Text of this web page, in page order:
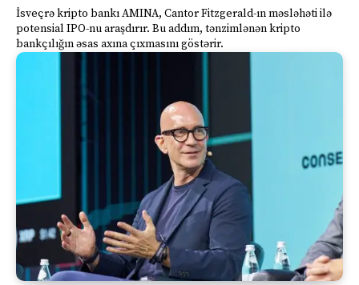
İsveçrə kripto bankı AMINA, Cantor Fitzgerald-ın məsləhəti ilə
potensial IPO-nu araşdırır. Bu addım, tənzimlənən kripto
bankçılığın əsas axına çıxmasını göstərir.